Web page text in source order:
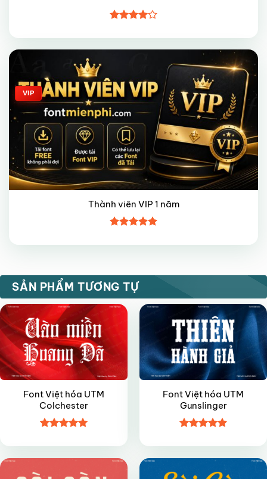
xếp hạng
45 sao
Giảm giá!
VIP
Thành viên VIP 1 năm
hạng55
SẢN PHẨM TƯƠNG TỰ
VIP
Font Việt hóa UTM
Colchester
hạng4.95
Font Việt hóa UTM
Gunslinger
hạng4.95